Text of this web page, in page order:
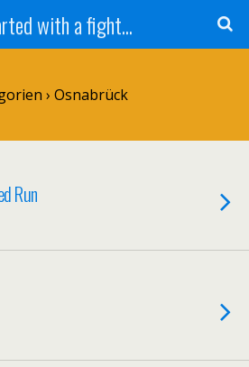
with a fight...
› Osnabrück
Run